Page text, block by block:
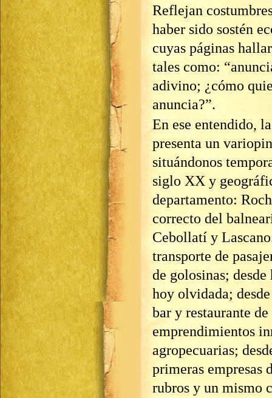
Reflejan
haber sido sostén
cuyas páginas
tales como:
adivino; ¿cómo
anuncia?”.
En ese entendido,
presenta un
situándonos
siglo XX y
departamento:
correcto del
Cebollatí y
transporte de
de golosinas;
hoy olvidada;
bar y restaurante
emprendimientos
agropecuarias;
primeras empresas
rubros y un mismo